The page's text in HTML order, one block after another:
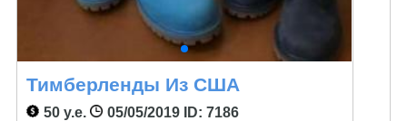
Тимберленды Из США
50 у.е. 05/05/2019ID: 7186